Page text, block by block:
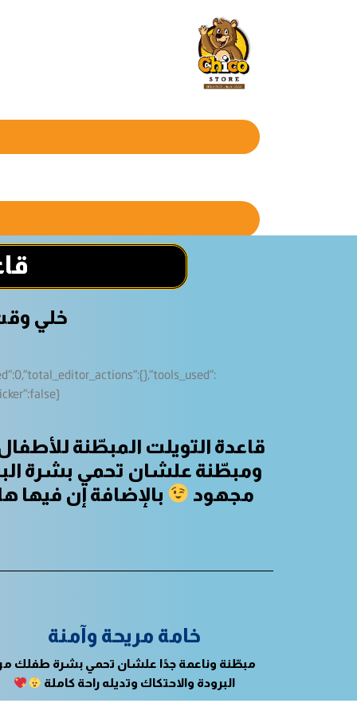
خلي
قاعدة التويلت المبطّنة
ومبطّنة علشان تحمي بشرة
مجهود
بالإضافة إن
خامة مريحة وآمنة
مبطّنة وناعمة جدًا علشان تحمي بشرة طفلك
البرودة والاحتكاك وتديله راحة كاملة